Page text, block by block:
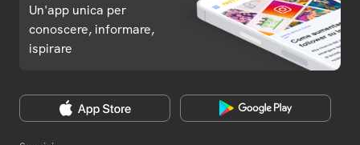
Un'app unica per
conoscere, informare,
ispirare